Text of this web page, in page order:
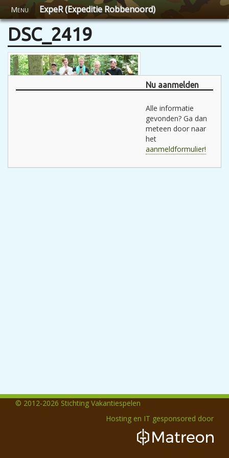
Menu ExpeR (Expeditie Robbenoord)
DSC_2419
Nu aanmelden
Alle informatie
gevonden? Ga dan
meteen door naar
het
aanmeldformulier!
© 2012-2026 Stichting Vakantiespelen
Hosting en IT gesponsored door